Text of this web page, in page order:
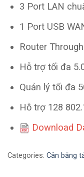
3 Port LAN
1 Port USB
Router
Hỗ trợ tối đa
Quản lý tối đa
Hỗ trợ 128
Download
Categories: Cân bằng